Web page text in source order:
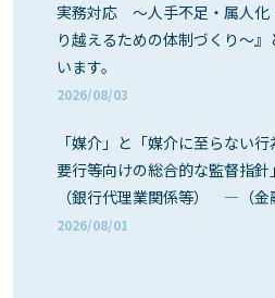
実務対応 ～人手不足・属人化
り越えるための体制づくり～
います。
2026/08/03
「媒介」と「媒介に至らな
要行等向けの総合的な監督指針
（銀行代理業関係等） ―（金
2026/08/01